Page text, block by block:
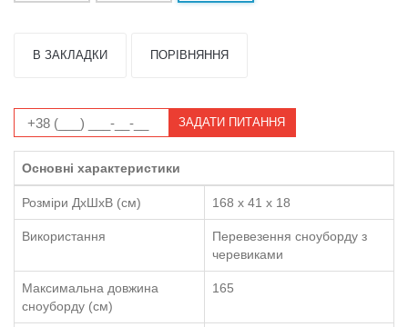
В ЗАКЛАДКИ ПОРІВНЯННЯ
ЗАДАТИ ПИТАННЯ
Основні характеристики
Розміри ДхШхВ (см) 168 x 41 x 18
Використання
Перевезення сноуборду з
черевиками
Максимальна довжина
сноуборду (см)
165